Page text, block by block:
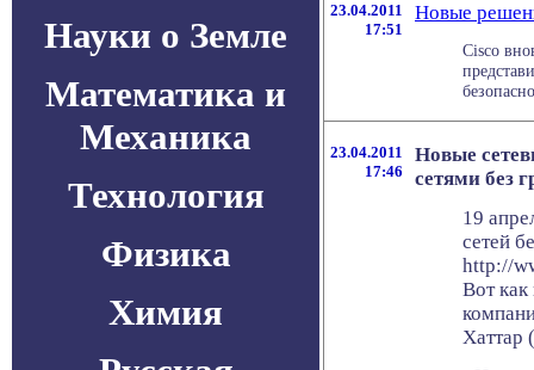
Науки о Земле
Математика и
Механика
Технология
Физика
Химия
23.04.2011
17:51
Новые
Cisco
23.04.2011
17:46
Новые
сетями без
19
сетей
http://
Вот как
Хаттар